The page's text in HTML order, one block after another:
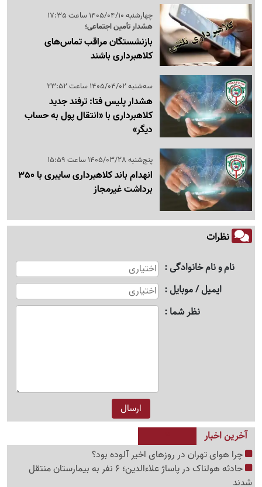
چهارشنبه 1405/04/10 ساعت 17:35
هشدار تأمین اجتماعی؛
بازنشستگان مراقب تماس‌های
کلاهبرداری باشند
سه‌شنبه 1405/04/02 ساعت 23:52
هشدار پلیس فتا: ترفند جدید
کلاهبرداری با «انتقال پول به حساب
دیگر»
پنج‌شنبه 1405/03/28 ساعت 15:59
انهدام باند کلاهبرداری سایبری با 350
برداشت غیرمجاز
نظرات
نام و نام خانوادگی
ایمیل / موبایل
نظر شما
آخرین اخبار
چرا هوای تهران در روزهای اخیر آلوده بود؟
حادثه هولناک در پاساژ علاءالدین؛ 6 نفر به بیمارستان منتقل
شدند